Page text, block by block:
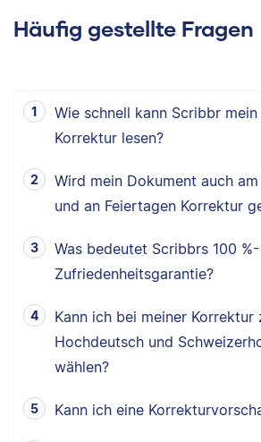
Häufig gestellte Fragen
Wie schnell kann Scribbr
Korrektur lesen?
Wird mein Dokument auch
und an Feiertagen Korrektur
Was bedeutet Scribbrs 100 %-
Zufriedenheitsgarantie?
Kann ich bei meiner Korrektur
Hochdeutsch und
wählen?
Kann ich eine